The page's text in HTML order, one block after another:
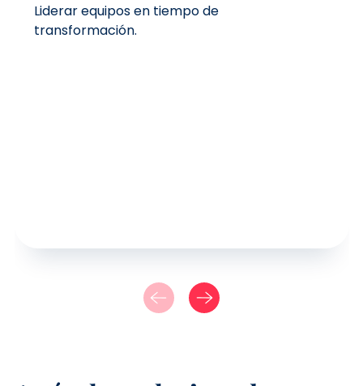
Liderar equipos en tiempo de
transformación.